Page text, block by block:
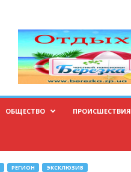
ОБЩЕСТВО ПРОИСШЕСТВИЯ
РЕГИОН ЭКСКЛЮЗИВ